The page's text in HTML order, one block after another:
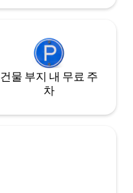
건물 부지 내 무료 주
차